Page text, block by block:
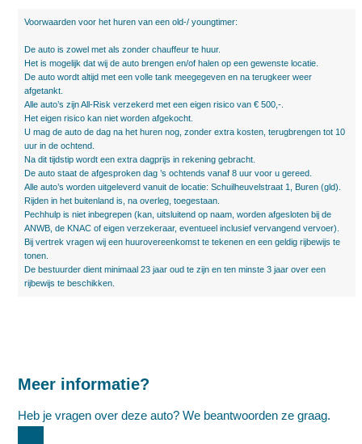
Voorwaarden voor het huren van een old-/ youngtimer:
De auto is zowel met als zonder chauffeur te huur.
Het is mogelijk dat wij de auto brengen en/of halen op een gewenste locatie.
De auto wordt altijd met een volle tank meegegeven en na terugkeer weer
afgetankt.
Alle auto’s zijn All-Risk verzekerd met een eigen risico van € 500,-.
Het eigen risico kan niet worden afgekocht.
U mag de auto de dag na het huren nog, zonder extra kosten, terugbrengen tot 10
uur in de ochtend.
Na dit tijdstip wordt een extra dagprijs in rekening gebracht.
De auto staat de afgesproken dag ’s ochtends vanaf 8 uur voor u gereed.
Alle auto’s worden uitgeleverd vanuit de locatie: Schuilheuvelstraat 1, Buren (gld).
Rijden in het buitenland is, na overleg, toegestaan.
Pechhulp is niet inbegrepen (kan, uitsluitend op naam, worden afgesloten bij de
ANWB, de KNAC of eigen verzekeraar, eventueel inclusief vervangend vervoer).
Bij vertrek vragen wij een huurovereenkomst te tekenen en een geldig rijbewijs te
tonen.
De bestuurder dient minimaal 23 jaar oud te zijn en ten minste 3 jaar over een
rijbewijs te beschikken.
Meer informatie?
Heb je vragen over deze auto? We beantwoorden ze graag.